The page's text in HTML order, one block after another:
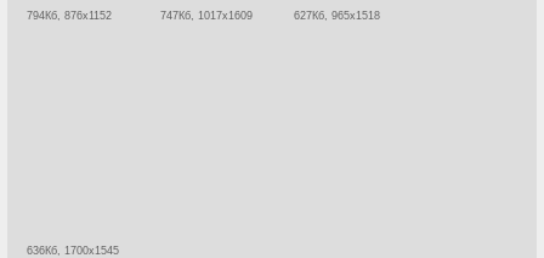
794Кб, 876x1152 747Кб, 1017x1609 627Кб, 965x1518
636Кб, 1700x1545